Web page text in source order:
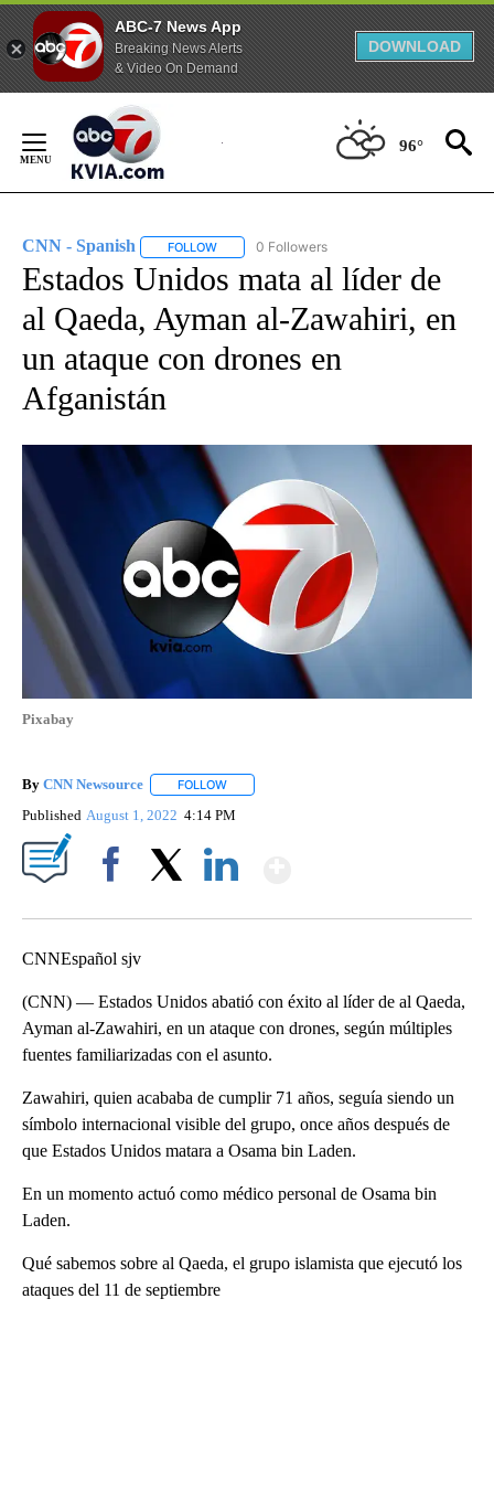
ABC-7 News App
Breaking News Alerts
& Video On Demand
DOWNLOAD
Content
96°
CNN - Spanish FOLLOW FOLLOW "CNN - SPANISH" TO RECEIVE
0 Followers
Estados Unidos mata al líder de
al Qaeda, Ayman al-Zawahiri, en
un ataque con drones en
Afganistán
Pixabay
By CNN Newsource FOLLOW
Published August 1, 2022 4:14 PM
CNNEspañol sjv
(CNN) — Estados Unidos abatió con éxito al líder de al Qaeda,
Ayman al-Zawahiri, en un ataque con drones, según múltiples
fuentes familiarizadas con el asunto.
Zawahiri, quien acababa de cumplir 71 años, seguía siendo un
símbolo internacional visible del grupo, once años después de
que Estados Unidos matara a Osama bin Laden.
En un momento actuó como médico personal de Osama bin
Laden.
Qué sabemos sobre al Qaeda, el grupo islamista que ejecutó los
ataques del 11 de septiembre